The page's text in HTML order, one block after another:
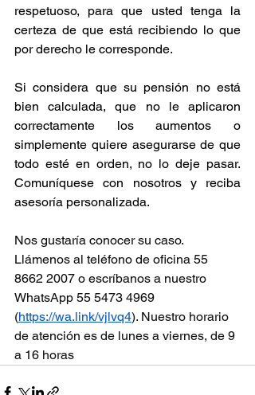
respetuoso, para que usted tenga la
certeza de que está recibiendo lo que
por derecho le corresponde.
Si considera que su pensión no está
bien calculada, que no le aplicaron
correctamente los aumentos o
simplemente quiere asegurarse de que
todo esté en orden, no lo deje pasar.
Comuníquese con nosotros y reciba
asesoría personalizada.
Nos gustaría conocer su caso.
Llámenos al teléfono de oficina 55
8662 2007 o escríbanos a nuestro
WhatsApp 55 5473 4969
(https://wa.link/vjlvq4). Nuestro horario
de atención es de lunes a viernes, de 9
a 16 horas